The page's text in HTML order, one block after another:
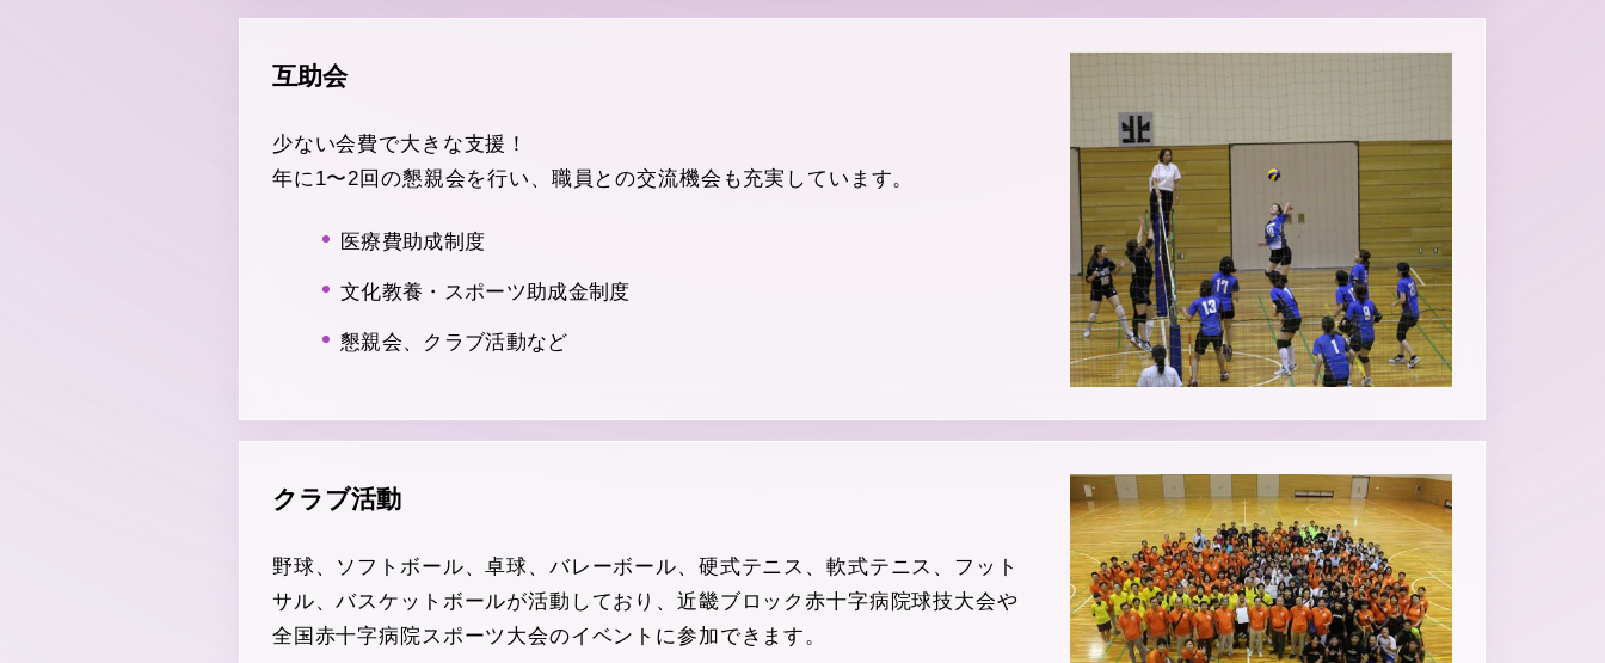
互助会
少ない会費で大きな支援！
年に1〜2回の懇親会を行い、職員との交流機会も充実しています。
医療費助成制度
文化教養・スポーツ助成金制度
懇親会、クラブ活動など
クラブ活動
野球、ソフトボール、卓球、バレーボール、硬式テニス、軟式テニス、フット
サル、バスケットボールが活動しており、近畿ブロック赤十字病院球技大会や
全国赤十字病院スポーツ大会のイベントに参加できます。